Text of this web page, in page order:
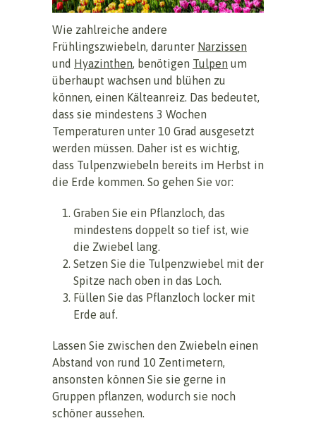
Wie zahlreiche andere
Frühlingszwiebeln, darunter Narzissen
und Hyazinthen, benötigen Tulpen um
überhaupt wachsen und blühen zu
können, einen Kälteanreiz. Das bedeutet,
dass sie mindestens 3 Wochen
Temperaturen unter 10 Grad ausgesetzt
werden müssen. Daher ist es wichtig,
dass Tulpenzwiebeln bereits im Herbst in
die Erde kommen. So gehen Sie vor:
Graben Sie ein Pflanzloch, das
mindestens doppelt so tief ist, wie
die Zwiebel lang.
Setzen Sie die Tulpenzwiebel mit der
Spitze nach oben in das Loch.
Füllen Sie das Pflanzloch locker mit
Erde auf.
Lassen Sie zwischen den Zwiebeln einen
Abstand von rund 10 Zentimetern,
ansonsten können Sie sie gerne in
Gruppen pflanzen, wodurch sie noch
schöner aussehen.